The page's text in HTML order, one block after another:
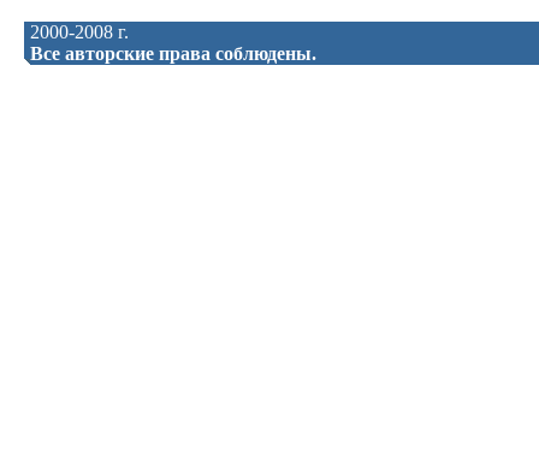
2000-2008 г.
Все авторские права соблюдены.